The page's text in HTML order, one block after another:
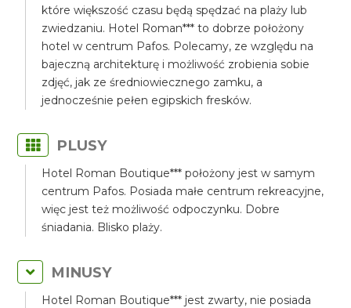
które większość czasu będą spędzać na plaży lub
zwiedzaniu. Hotel Roman*** to dobrze położony
hotel w centrum Pafos. Polecamy, ze względu na
bajeczną architekturę i możliwość zrobienia sobie
zdjęć, jak ze średniowiecznego zamku, a
jednocześnie pełen egipskich fresków.
PLUSY
Hotel Roman Boutique*** położony jest w samym
centrum Pafos. Posiada małe centrum rekreacyjne,
więc jest też możliwość odpoczynku. Dobre
śniadania. Blisko plaży.
MINUSY
Hotel Roman Boutique*** jest zwarty, nie posiada